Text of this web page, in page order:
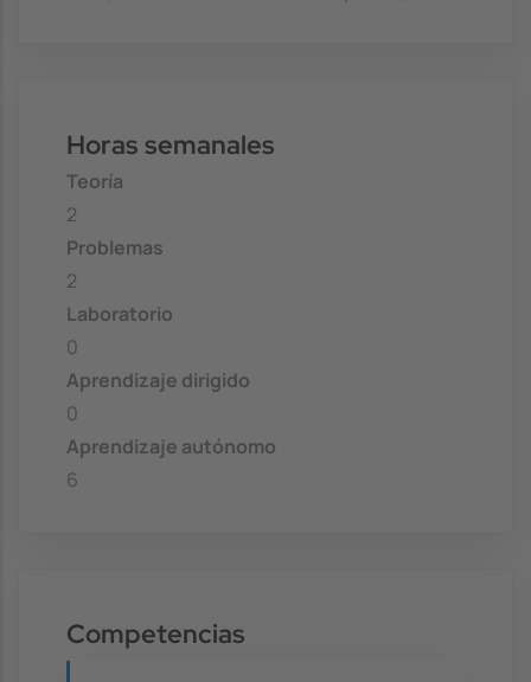
Horas semanales
Teoría
2
Problemas
2
Laboratorio
0
Aprendizaje dirigido
0
Aprendizaje autónomo
6
Competencias